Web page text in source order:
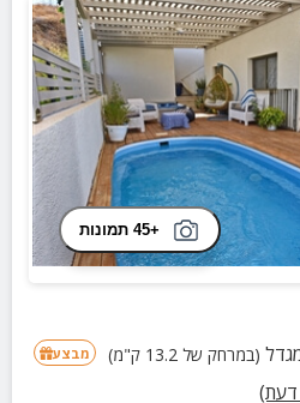
+45 תמונות
(במרחק של 13.2 ק"מ) מבצע
דעת)